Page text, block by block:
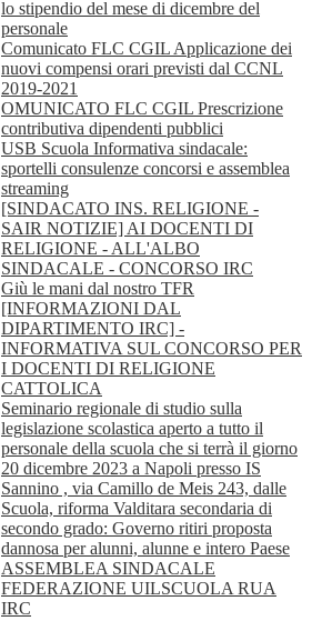
lo stipendio del mese di dicembre del
personale
Comunicato FLC CGIL Applicazione dei
nuovi compensi orari previsti dal CCNL
2019-2021
OMUNICATO FLC CGIL Prescrizione
contributiva dipendenti pubblici
USB Scuola Informativa sindacale:
sportelli consulenze concorsi e assemblea
streaming
[SINDACATO INS. RELIGIONE -
SAIR NOTIZIE] AI DOCENTI DI
RELIGIONE - ALL'ALBO
SINDACALE - CONCORSO IRC
Giù le mani dal nostro TFR
[INFORMAZIONI DAL
DIPARTIMENTO IRC] -
INFORMATIVA SUL CONCORSO PER
I DOCENTI DI RELIGIONE
CATTOLICA
Seminario regionale di studio sulla
legislazione scolastica aperto a tutto il
personale della scuola che si terrà il giorno
20 dicembre 2023 a Napoli presso IS
Sannino , via Camillo de Meis 243, dalle
Scuola, riforma Valditara secondaria di
secondo grado: Governo ritiri proposta
dannosa per alunni, alunne e intero Paese
ASSEMBLEA SINDACALE
FEDERAZIONE UILSCUOLA RUA
IRC